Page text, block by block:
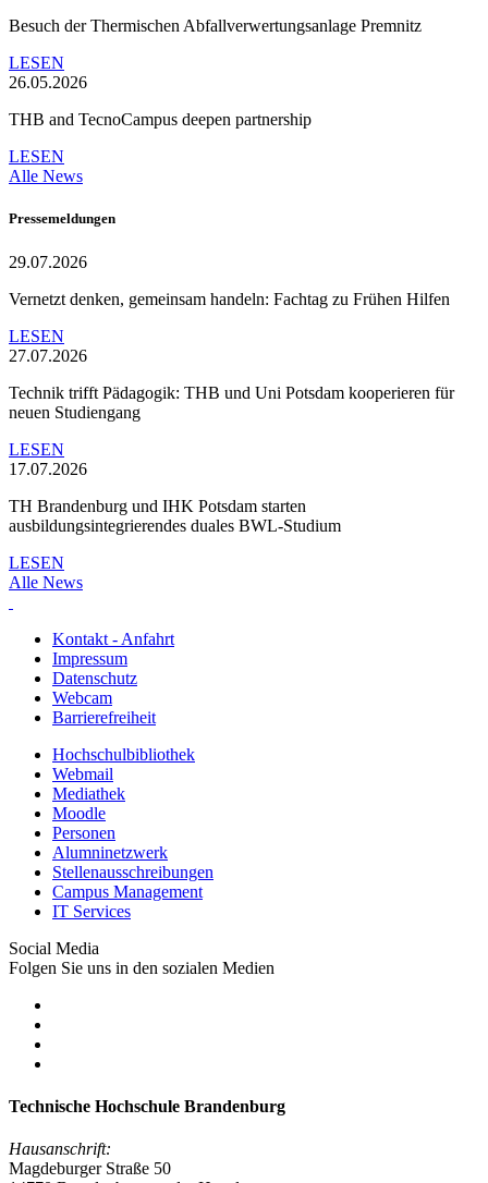
Besuch der Thermischen Abfallverwertungsanlage Premnitz
LESEN
26.05.2026
THB and TecnoCampus deepen partnership
LESEN
Alle News
Pressemeldungen
29.07.2026
Vernetzt denken, gemeinsam handeln: Fachtag zu Frühen Hilfen
LESEN
27.07.2026
Technik trifft Pädagogik: THB und Uni Potsdam kooperieren für
neuen Studiengang
LESEN
17.07.2026
TH Brandenburg und IHK Potsdam starten
ausbildungsintegrierendes duales BWL-Studium
LESEN
Alle News
Kontakt - Anfahrt
Impressum
Datenschutz
Webcam
Barrierefreiheit
Hochschulbibliothek
Webmail
Mediathek
Moodle
Personen
Alumninetzwerk
Stellenausschreibungen
Campus Management
IT Services
Social Media
Folgen Sie uns in den sozialen Medien
Technische Hochschule Brandenburg
Hausanschrift:
Magdeburger Straße 50